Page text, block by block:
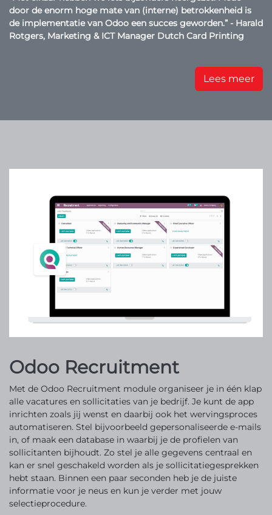
door de enorm hoge mate van (interne) betrokkenheid is
de implementatie van Odoo een succes geworden.” - Harald
Rotgers, Marketing & ICT Manager Dutch Card Printing
Lees meer
Odoo Recruitment
Met de Odoo Recruitment module organiseer je in één klap
alle vacatures en sollicitaties van je bedrijf. Je kunt de app
inrichten zoals jij wenst en daarbij ook het wervingsproces
automatiseren. Stel bijvoorbeeld gepersonaliseerde e-mails
in, of maak een database in waarbij je de profielen van
sollicitanten bijhoudt. Zo stel je alle gegevens centraal en
kan er snel geschakeld worden als je sollicitatiegesprekken
hebt staan. Binnen een paar seconden heb je de juiste
informatie voor je neus en kun je verder met jouw
selectieprocedure.